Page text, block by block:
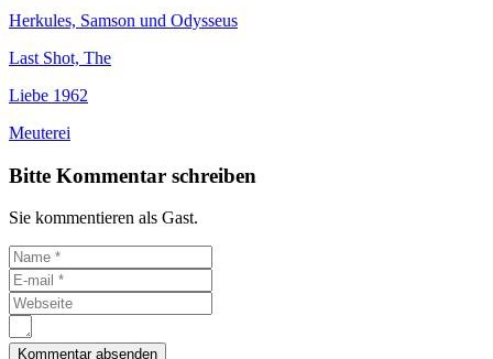
Herkules, Samson und Odysseus
Last Shot, The
Liebe 1962
Meuterei
Bitte Kommentar schreiben
Sie kommentieren als Gast.